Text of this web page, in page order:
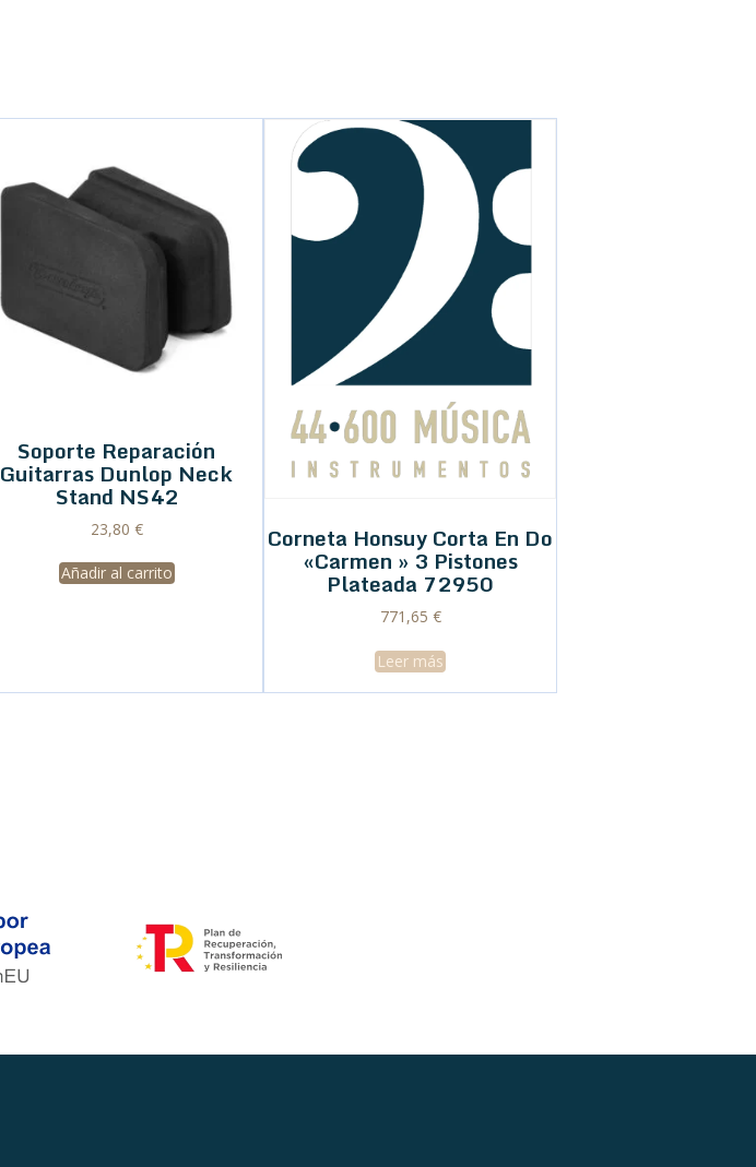
Soporte Reparación
Guitarras Dunlop Neck
Stand NS42
23,80 €
Añadir al carrito
Corneta Honsuy Corta En Do
«Carmen » 3 Pistones
Plateada 72950
771,65 €
Leer más